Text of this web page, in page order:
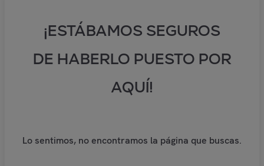
¡ESTÁBAMOS SEGUROS
DE HABERLO PUESTO POR
AQUÍ!
Lo sentimos, no encontramos la página que buscas.